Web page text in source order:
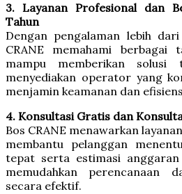
3. Layanan Profesional dan
Tahun
Dengan pengalaman lebih
CRANE memahami berbagai
mampu memberikan solusi
menyediakan operator yang
menjamin keamanan dan
4. Konsultasi Gratis dan
Bos CRANE menawarkan
membantu pelanggan
tepat serta estimasi
memudahkan perencanaan
secara efektif.